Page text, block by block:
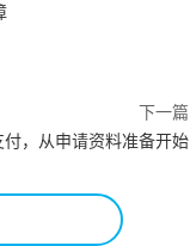
下一篇
，从申请资料准备开始